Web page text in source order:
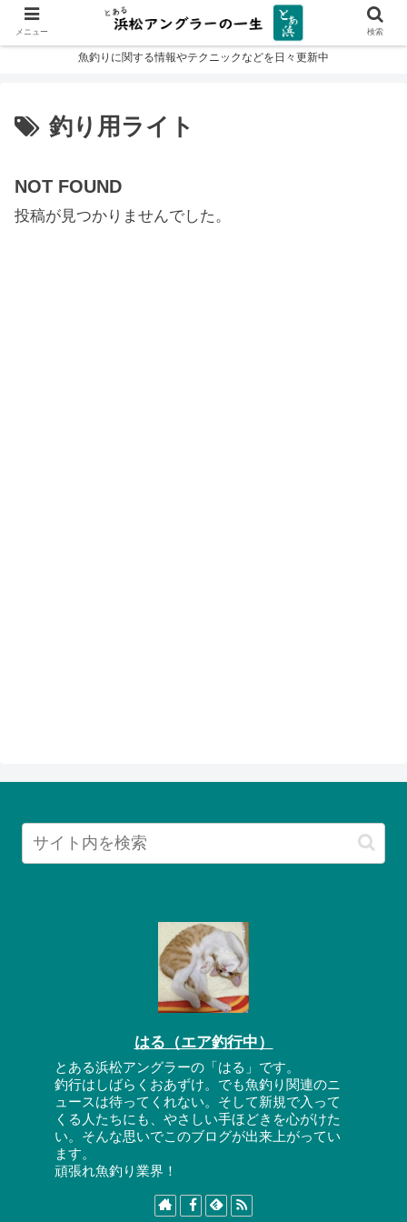
魚釣りに関する情報やテクニックなどを日々更新中
釣り用ライト
NOT FOUND
投稿が見つかりませんでした。
はる（エア釣行中）
とある浜松アングラーの「はる」です。
釣行はしばらくおあずけ。でも魚釣り関連のニ
ュースは待ってくれない。そして新規で入って
くる人たちにも、やさしい手ほどきを心がけた
い。そんな思いでこのブログが出来上がってい
ます。
頑張れ魚釣り業界！
メニュー 検索